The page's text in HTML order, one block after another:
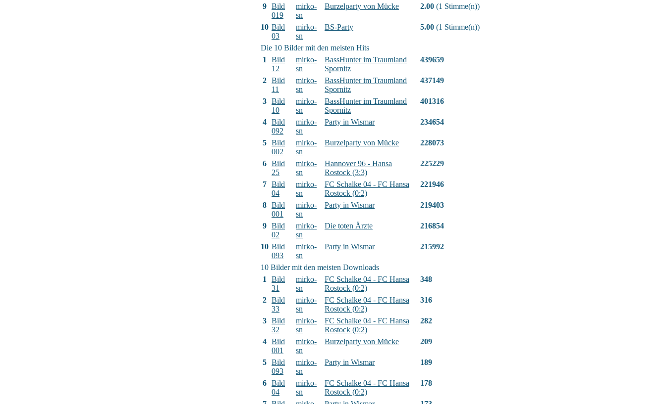
9 Bild
019
mirko-
sn
Burzelparty von Mücke 2.00 (1 Stimme(n))
10 Bild
03
mirko-
sn
BS-Party 5.00 (1 Stimme(n))
Die 10 Bilder mit den meisten Hits
1
Bild
12
mirko-
sn
BassHunter im Traumland
Spornitz
439659
2 Bild
11
mirko-
sn
BassHunter im Traumland
Spornitz
437149
3 Bild
10
mirko-
sn
BassHunter im Traumland
Spornitz
401316
4 Bild
092
mirko-
sn
Party in Wismar 234654
5 Bild
002
mirko-
sn
Burzelparty von Mücke 228073
6 Bild
25
mirko-
sn
Hannover 96 - Hansa
Rostock (3:3)
225229
7 Bild
04
mirko-
sn
FC Schalke 04 - FC Hansa
Rostock (0:2)
221946
8 Bild
001
mirko-
sn
Party in Wismar 219403
9 Bild
02
mirko-
sn
Die toten Ärzte 216854
10 Bild
093
mirko-
sn
Party in Wismar 215992
10 Bilder mit den meisten Downloads
1
Bild
31
mirko-
sn
FC Schalke 04 - FC Hansa
Rostock (0:2)
348
2 Bild
33
mirko-
sn
FC Schalke 04 - FC Hansa
Rostock (0:2)
316
3 Bild
32
mirko-
sn
FC Schalke 04 - FC Hansa
Rostock (0:2)
282
4 Bild
001
mirko-
sn
Burzelparty von Mücke 209
5 Bild
093
mirko-
sn
Party in Wismar 189
6 Bild
04
mirko-
sn
FC Schalke 04 - FC Hansa
Rostock (0:2)
178